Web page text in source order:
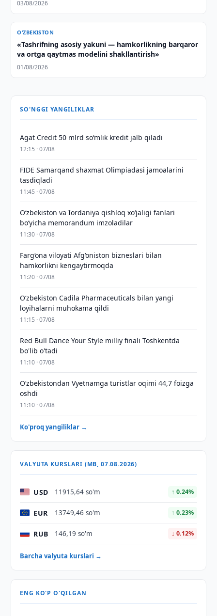
03/08/2026
O‘ZBEKISTON
«Tashrifning asosiy yakuni — hamkorlikning barqaror
va ortga qaytmas modelini shakllantirish»
01/08/2026
SO'NGGI YANGILIKLAR
Agat Credit 50 mlrd so‘mlik kredit jalb qiladi
12:15 · 07/08
FIDE Samarqand shaxmat Olimpiadasi jamoalarini
tasdiqladi
11:45 · 07/08
Oʻzbekiston va Iordaniya qishloq xoʻjaligi fanlari
boʻyicha memorandum imzoladilar
11:30 · 07/08
Farg‘ona viloyati Afg‘oniston bizneslari bilan
hamkorlikni kengaytirmoqda
11:20 · 07/08
Oʻzbekiston Cadila Pharmaceuticals bilan yangi
loyihalarni muhokama qildi
11:15 · 07/08
Red Bull Dance Your Style milliy finali Toshkentda
bo'lib o'tadi
11:10 · 07/08
O‘zbekistondan Vyetnamga turistlar oqimi 44,7 foizga
oshdi
11:10 · 07/08
Ko'proq yangiliklar →
VALYUTA KURSLARI (MB, 07.08.2026)
USD 11915,64 so'm ↑ 0.24%
EUR 13749,46 so'm ↑ 0.23%
RUB 146,19 so'm ↓ 0.12%
Barcha valyuta kurslari →
ENG KO'P O'QILGAN